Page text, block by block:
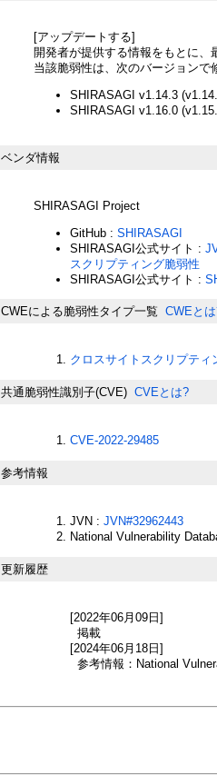
[アップデートする]
開発者が提供する情報をもとに、
当該脆弱性は、次のバージョンで
SHIRASAGI v1.14.3
SHIRASAGI v1.16.0
ベンダ情報
SHIRASAGI Project
GitHub : SHIRASAGI
SHIRASAGI公式サイト :
スクリプティング脆弱性
SHIRASAGI公式サイト :
CWEによる脆弱性タイプ一覧 CWEと
クロスサイトスクリプティ
共通脆弱性識別子(CVE) CVEとは?
CVE-2022-29485
参考情報
JVN : JVN#32962443
National Vulnerability
更新履歴
[2022年06月09日]
掲載
[2024年06月18日]
参考情報：National